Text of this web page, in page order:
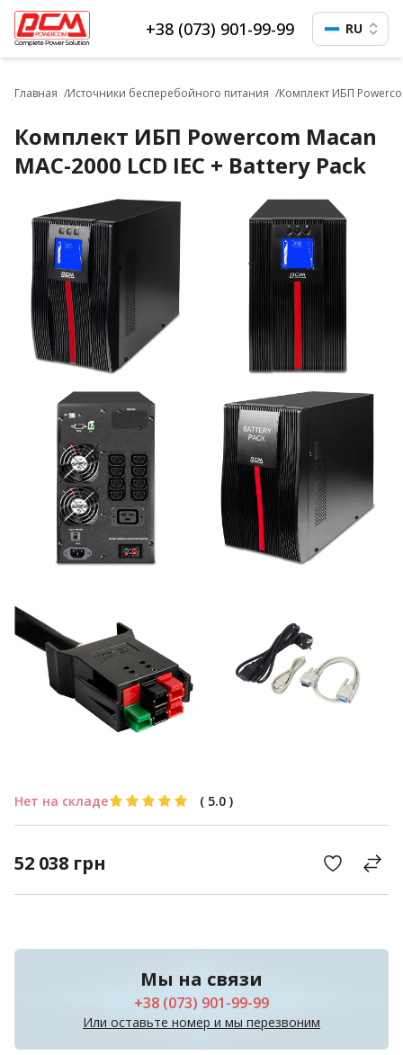
+38 (073) 901-99-99 RU
Главная Источники бесперебойного питания Комплект ИБП
Комплект ИБП Powercom Macan
MAC-2000 LCD IEC + Battery Pack
Нет на складе ( 5.0 )
52 038 грн
Мы на связи
+38 (073) 901-99-99
Или оставьте номер и мы перезвоним